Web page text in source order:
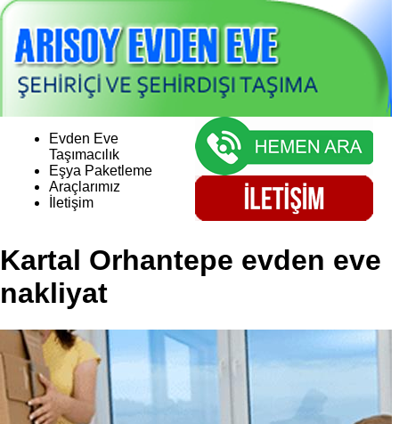
Evden Eve
Taşımacılık
Eşya Paketleme
Araçlarımız
İletişim
Kartal Orhantepe evden eve
nakliyat